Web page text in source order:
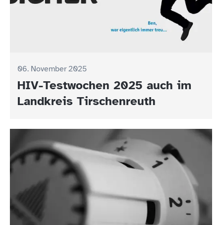
06. November 2025
HIV-Testwochen 2025 auch im
Landkreis Tirschenreuth